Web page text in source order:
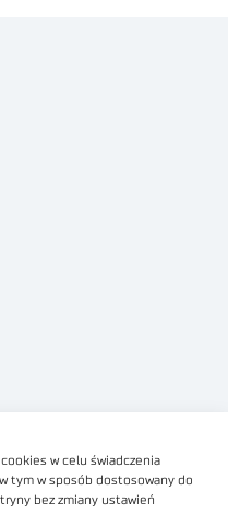
w celu świadczenia
tym w sposób dostosowany do
bez zmiany ustawień